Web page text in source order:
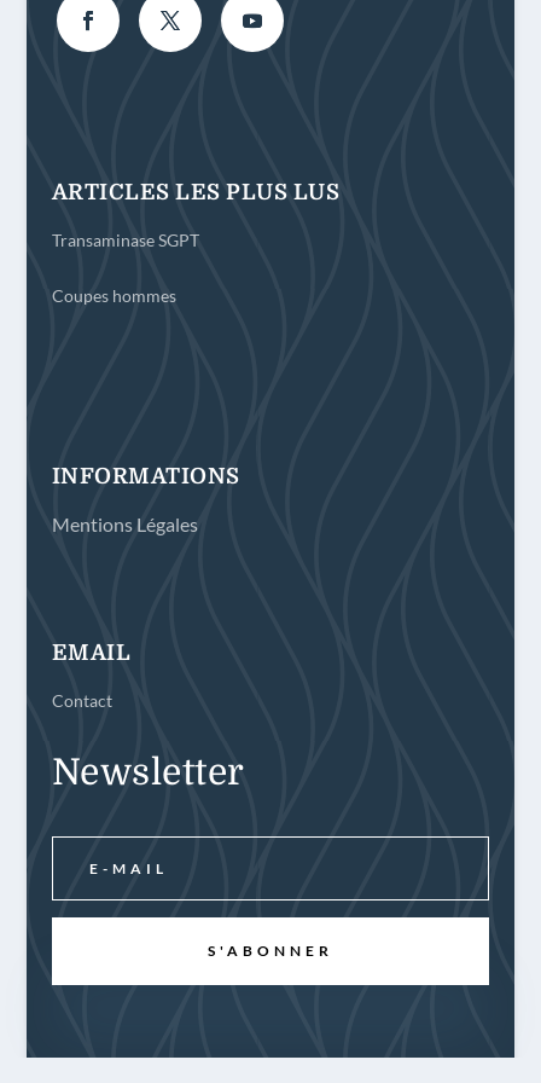
ARTICLES LES PLUS LUS
Transaminase SGPT
Coupes hommes
INFORMATIONS
Mentions Légales
EMAIL
Contact
Newsletter
S'ABONNER